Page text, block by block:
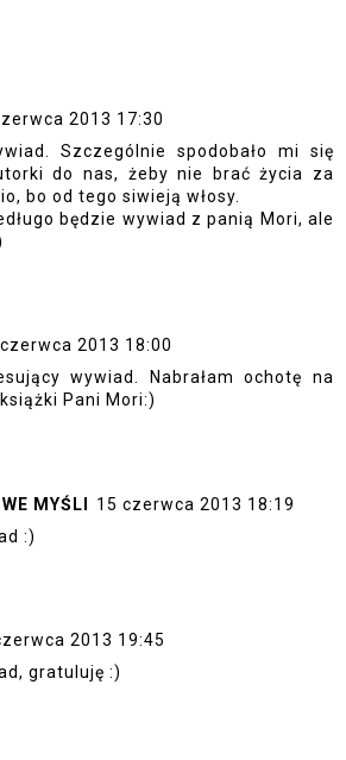
2013 17:30
Szczególnie spodobało mi się
do nas, żeby nie brać życia za
bo od tego siwieją włosy.
będzie wywiad z panią Mori, ale
2013 18:00
wywiad. Nabrałam ochotę na
Pani Mori:)
MYŚLI 15 czerwca 2013 18:19
:)
2013 19:45
gratuluję :)